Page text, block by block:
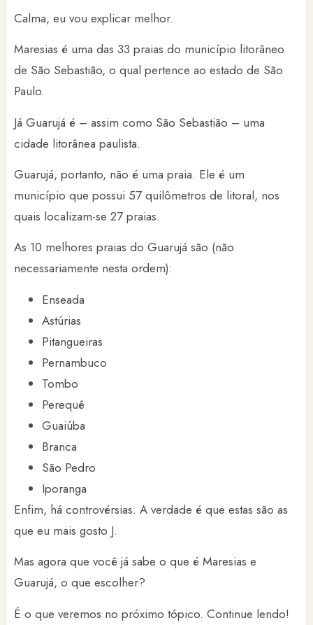
Calma, eu vou explicar melhor.
Maresias é uma das 33 praias do município litorâneo
de São Sebastião, o qual pertence ao estado de São
Paulo.
Já Guarujá é – assim como São Sebastião – uma
cidade litorânea paulista.
Guarujá, portanto, não é uma praia. Ele é um
município que possui 57 quilômetros de litoral, nos
quais localizam-se 27 praias.
As 10 melhores praias do Guarujá são (não
necessariamente nesta ordem):
Enseada
Astúrias
Pitangueiras
Pernambuco
Tombo
Perequê
Guaiúba
Branca
São Pedro
Iporanga
Enfim, há controvérsias. A verdade é que estas são as
que eu mais gosto J.
Mas agora que você já sabe o que é Maresias e
Guarujá, o que escolher?
É o que veremos no próximo tópico. Continue lendo!